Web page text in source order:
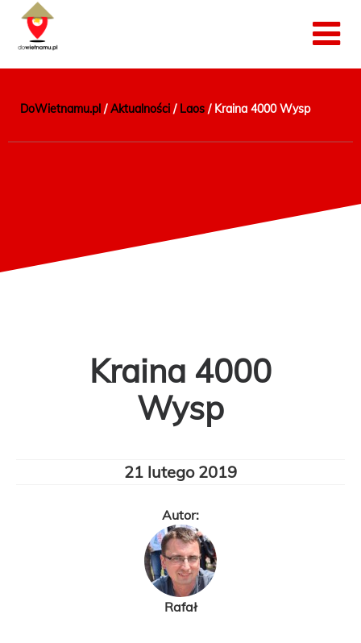
DoWietnamu.pl /Aktualności / Laos / Kraina 4000 Wysp
Kraina 4000
Wysp
21 lutego 2019
Autor:
Rafał